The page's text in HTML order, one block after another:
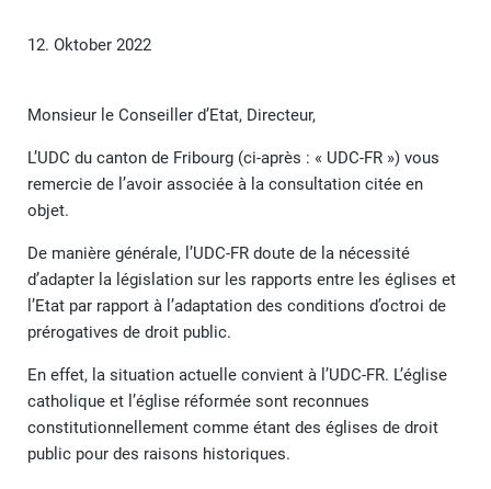
12. Oktober 2022
Monsieur le Conseiller d’Etat, Directeur,
L’UDC du canton de Fribourg (ci-après : « UDC-FR ») vous
remercie de l’avoir associée à la consultation citée en
objet.
De manière générale, l’UDC-FR doute de la nécessité
d’adapter la législation sur les rapports entre les églises et
l’Etat par rapport à l’adaptation des conditions d’octroi de
prérogatives de droit public.
En effet, la situation actuelle convient à l’UDC-FR. L’église
catholique et l’église réformée sont reconnues
constitutionnellement comme étant des églises de droit
public pour des raisons historiques.